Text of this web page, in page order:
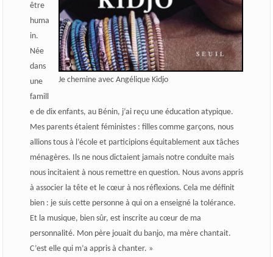
Je chemine avec Angélique Kidjo
être
huma
in.
Née
dans
une
famill
e de dix enfants, au Bénin, j’ai reçu une éducation atypique.
Mes parents étaient féministes : filles comme garçons, nous
allions tous à l’école et participions équitablement aux tâches
ménagères. Ils ne nous dictaient jamais notre conduite mais
nous incitaient à nous remettre en question. Nous avons appris
à associer la tête et le cœur à nos réflexions. Cela me définit
bien : je suis cette personne à qui on a enseigné la tolérance.
Et la musique, bien sûr, est inscrite au cœur de ma
personnalité. Mon père jouait du banjo, ma mère chantait.
C’est elle qui m’a appris à chanter. »